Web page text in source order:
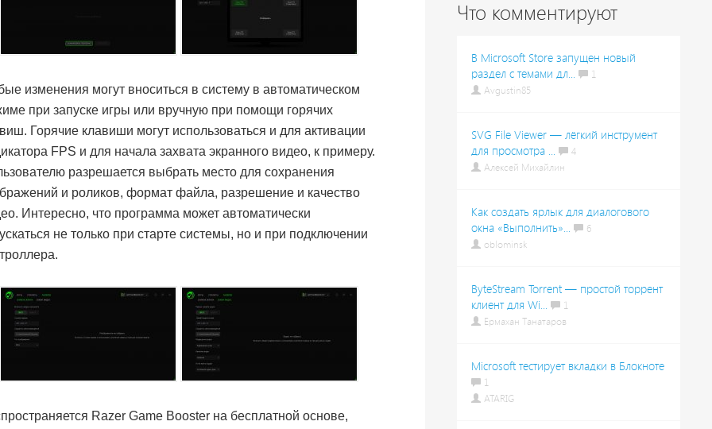
изменения могут вноситься в систему в автоматическом
при запуске игры или вручную при помощи горячих
Горячие клавиши могут использоваться и для активации
FPS и для начала захвата экранного видео, к примеру.
разрешается выбрать место для сохранения
и роликов, формат файла, разрешение и качество
Интересно, что программа может автоматически
не только при старте системы, но и при подключении
Razer Game Booster на бесплатной основе,
Что комментируют
В Microsoft Store запущен новый
раздел с темами дл...
1
Avgustin85
SVG File Viewer — лёгкий инструмент
для просмотра ...
4
Алексей Михайлин
Как создать ярлык для диалогового
окна «Выполнить»...
6
oblominsk
ByteStream Torrent — простой торрент
клиент для Wi...
1
Ермахан Танатаров
Microsoft тестирует вкладки в Блокноте
1
ATARIG